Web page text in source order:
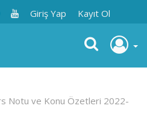
Giriş Yap Kayıt Ol
Notu ve Konu Özetleri 2022-